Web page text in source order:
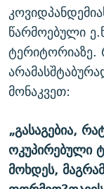
წარმოებული
ტერიტორიაზე.
მონაკვეთ:
„გასაგებია,
ოკუპირებული
მოხდეს,